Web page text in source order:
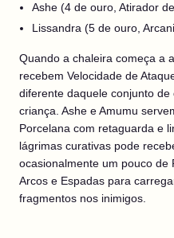
Ashe (4 de ouro, Atirador
Lissandra (5 de ouro,
Quando a chaleira começa a
recebem Velocidade de
diferente daquele conjunto
criança. Ashe e Amumu
Porcelana com retaguarda e
lágrimas curativas pode
ocasionalmente um pouco de
Arcos e Espadas para
fragmentos nos inimigos.